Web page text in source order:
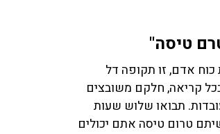
טיסה"
כוח אדם, זו תקופה דל
400 מתנדבים מתייצבים בכל קריאה, חלקם משובצים
תבואו שלוש שעות
טרום טיסה אתם יכולים